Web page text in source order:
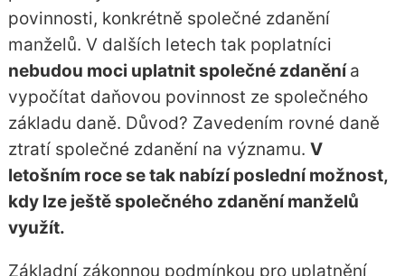
povinnosti, konkrétně společné zdanění
manželů. V dalších letech tak poplatníci
nebudou moci uplatnit společné zdaněnía
vypočítat daňovou povinnost ze společného
základu daně. Důvod? Zavedením rovné daně
ztratí společné zdanění na významu. V
letošním roce se tak nabízí poslední možnost,
kdy lze ještě společného zdanění manželů
využít.
Základní zákonnou podmínkou pro uplatnění